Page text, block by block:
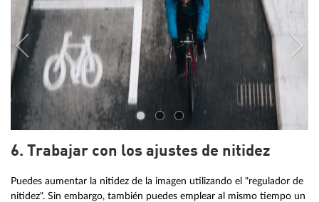
6. Trabajar con los ajustes de nitidez
Puedes aumentar la nitidez de la imagen utilizando el "regulador de
nitidez". Sin embargo, también puedes emplear al mismo tiempo un